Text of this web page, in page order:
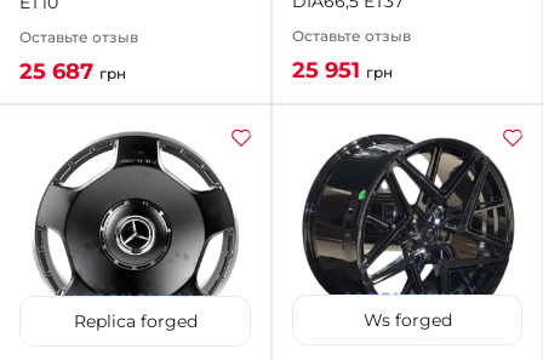
Оставьте отзыв
25 687 грн
Оставьте отзыв
25 951 грн
Replica forged Ws forged